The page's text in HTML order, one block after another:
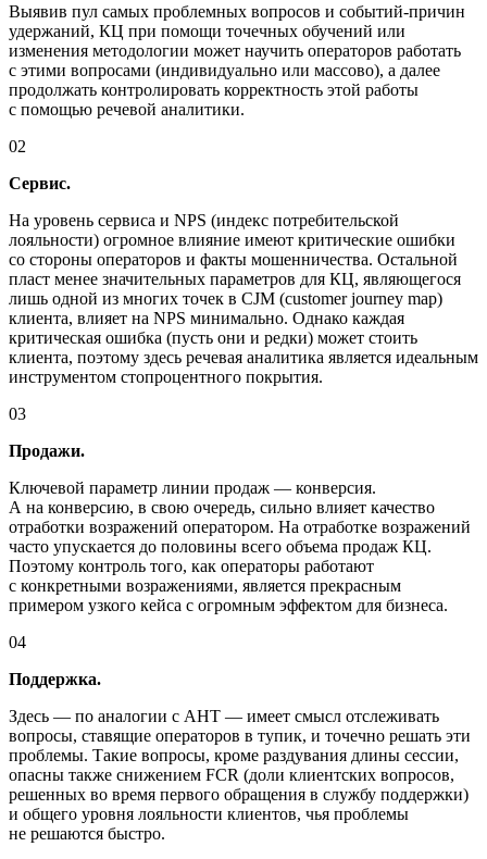
Выявив пул самых проблемных вопросов и событий-причин
удержаний, КЦ при помощи точечных обучений или
изменения методологии может научить операторов работать
с этими вопросами (индивидуально или массово), а далее
продолжать контролировать корректность этой работы
с помощью речевой аналитики.
02
Сервис.
На уровень сервиса и NPS (индекс потребительской
лояльности) огромное влияние имеют критические ошибки
со стороны операторов и факты мошенничества. Остальной
пласт менее значительных параметров для КЦ, являющегося
лишь одной из многих точек в CJM (customer journey map)
клиента, влияет на NPS минимально. Однако каждая
критическая ошибка (пусть они и редки) может стоить
клиента, поэтому здесь речевая аналитика является идеальным
инструментом стопроцентного покрытия.
03
Продажи.
Ключевой параметр линии продаж — конверсия.
А на конверсию, в свою очередь, сильно влияет качество
отработки возражений оператором. На отработке возражений
часто упускается до половины всего объема продаж КЦ.
Поэтому контроль того, как операторы работают
с конкретными возражениями, является прекрасным
примером узкого кейса с огромным эффектом для бизнеса.
04
Поддержка.
Здесь — по аналогии с AHT — имеет смысл отслеживать
вопросы, ставящие операторов в тупик, и точечно решать эти
проблемы. Такие вопросы, кроме раздувания длины сессии,
опасны также снижением FCR (доли клиентских вопросов,
решенных во время первого обращения в службу поддержки)
и общего уровня лояльности клиентов, чья проблемы
не решаются быстро.